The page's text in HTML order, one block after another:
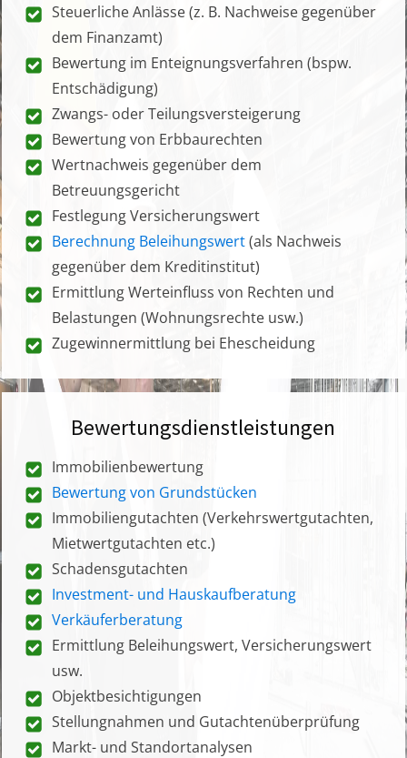
Steuerliche Anlässe (z. B. Nachweise gegenüber
dem Finanzamt)
Bewertung im Enteignungsverfahren (bspw.
Entschädigung)
Zwangs- oder Teilungsversteigerung
Bewertung von Erbbaurechten
Wertnachweis gegenüber dem
Betreuungsgericht
Festlegung Versicherungswert
Berechnung Beleihungswert(als Nachweis
gegenüber dem Kreditinstitut)
Ermittlung Werteinfluss von Rechten und
Belastungen (Wohnungsrechte usw.)
Zugewinnermittlung bei Ehescheidung
Bewertungsdienstleistungen
Immobilienbewertung
Bewertung von Grundstücken
Immobiliengutachten (Verkehrswertgutachten,
Mietwertgutachten etc.)
Schadensgutachten
Investment- und Hauskaufberatung
Verkäuferberatung
Ermittlung Beleihungswert, Versicherungswert
usw.
Objektbesichtigungen
Stellungnahmen und Gutachtenüberprüfung
Markt- und Standortanalysen